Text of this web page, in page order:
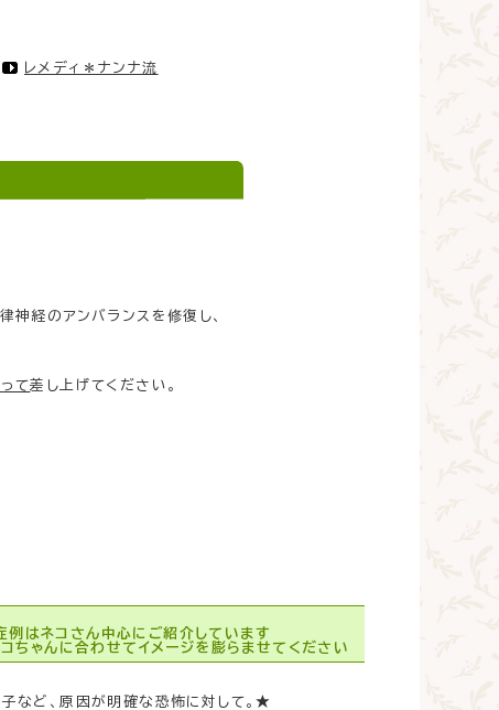
レメディ＊ナンナ流
経のアンバランスを修復し、
て差し上げてください。
例はネコさん中心にご紹介しています
ちゃんに合わせてイメージを膨らませてください
など、原因が明確な恐怖に対して。★